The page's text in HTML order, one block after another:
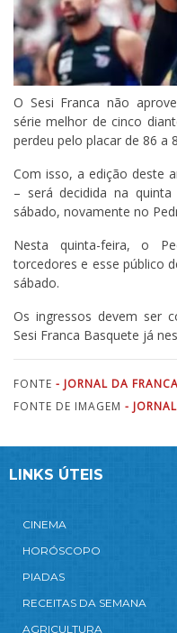
O Sesi Franca não
série melhor de cinco
perdeu pelo placar de 86 a
Com isso, a edição deste
– será decidida na
sábado, novamente no
Nesta quinta-feira, o
torcedores e esse público
sábado.
Os ingressos devem ser
Sesi Franca Basquete já
FONTE - JORNAL DA FRANCA
FONTE DE IMAGEM -
LINKS ÚTEIS
CINEMA
HORÓSCOPO
PIADAS
RECEITAS DA SEMANA
AGRICULTURA